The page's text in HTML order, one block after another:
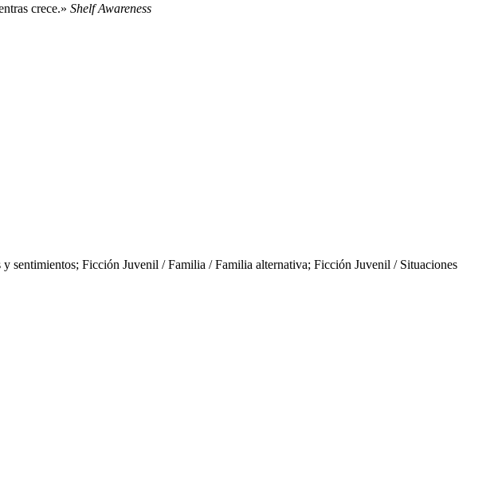
crece.» Shelf Awareness
Ficción Juvenil / Familia / Familia alternativa; Ficción Juvenil / Situaciones